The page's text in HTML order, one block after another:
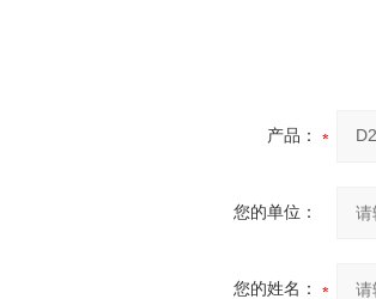
产品：
您的单位：
您的姓名：